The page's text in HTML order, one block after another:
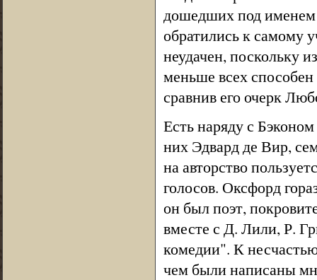
дошедших под именем
обратились к самому
неудачен, поскольку
меньше всех способен
сравнив его очерк
Есть наряду с
них Эдвард де Вир,
на авторство
голосов. Оксфорд
он был поэт,
вместе с Д. Лили, Р.
комедии". К
чем были написаны